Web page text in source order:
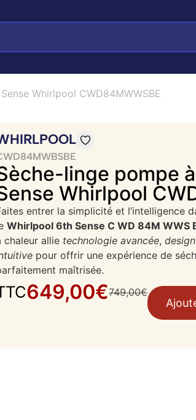
Whirlpool CWD84MWWSBE
linge pompe
Whirlpool
entrer la simplicité et l’intelligence
Whirlpool 6th Sense C WD 84M WWS
chaleur allie technologie avancée,
pour offrir une expérience de
maîtrisée.
749,00€
649,00€